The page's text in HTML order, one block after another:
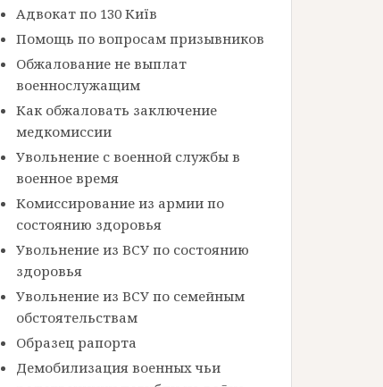
Адвокат по 130 Київ
Помощь по вопросам призывников
Обжалование не выплат
военнослужащим
Как обжаловать заключение
медкомиссии
Увольнение с военной службы в
военное время
Комиссирование из армии по
состоянию здоровья
Увольнение из ВСУ по состоянию
здоровья
Увольнение из ВСУ по семейным
обстоятельствам
Образец рапорта
Демобилизация военных чьи